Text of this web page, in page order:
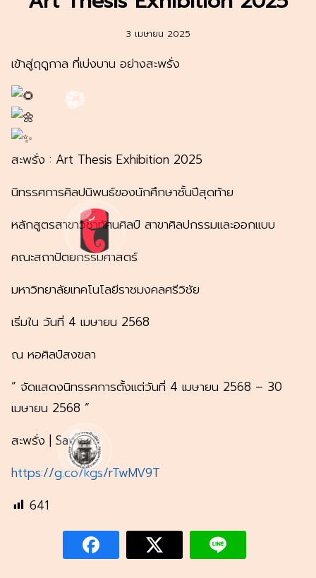
3 เมษายน 2025
เข้าสู่ฤดูกาล ที่เบ่งบาน อย่างสะพรั่ง
สะพรั่ง : Art Thesis Exhibition 2025
นิทรรศการศิลปนิพนธ์ของนักศึกษาชั้นปีสุดท้าย
หลักสูตรสาขาวิชาทัศนศิลป์ สาขาศิลปกรรมและออกแบบ
คณะสถาปัตยกรรมศาสตร์
มหาวิทยาลัยเทคโนโลยีราชมงคลศรีวิชัย
เริ่มใน วันที่ 4 เมษายน 2568
ณ หอศิลป์สงขลา
” จัดแสดงนิทรรศการตั้งแต่วันที่ 4 เมษายน 2568 – 30
เมษายน 2568 “
สะพรั่ง | Saprang
https://g.co/kgs/rTwMV9T
641